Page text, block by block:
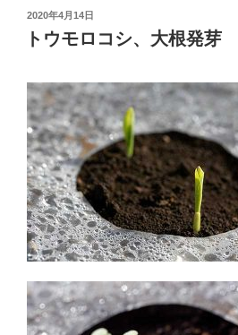
投
稿
日:
2020年4月14日
トウモロコシ、大根発芽